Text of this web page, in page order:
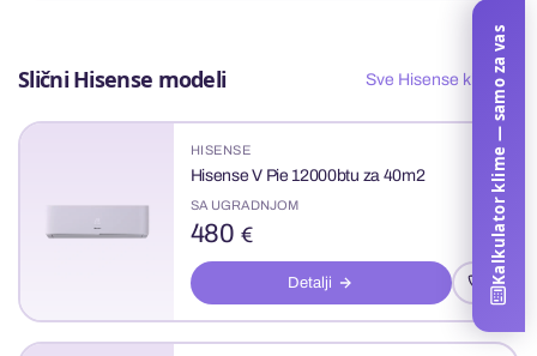
Kalkulator klime — samo za vas
Slični Hisense modeli Sve Hisense klime
HISENSE
Hisense V Pie 12000btu za 40m2
SA UGRADNJOM
480 €
Detalji